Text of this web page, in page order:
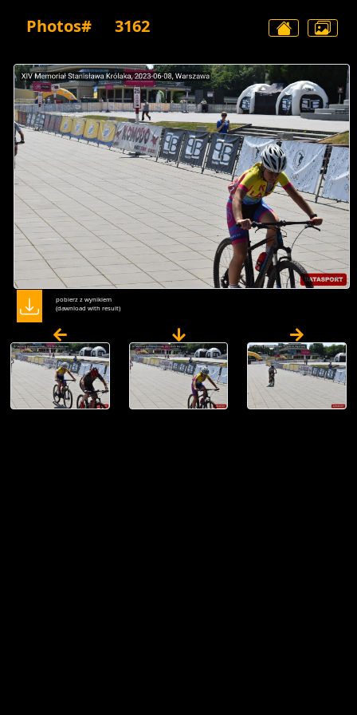
Photos# 3162
pobierz z wynikiem
(dawnload with result)